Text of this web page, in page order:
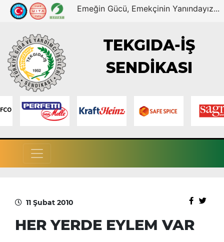
Emeğin Gücü, Emekçinin Yanındayız...
TEKGIDA-İŞ
SENDİKASI
11 Şubat 2010
HER YERDE EYLEM VAR